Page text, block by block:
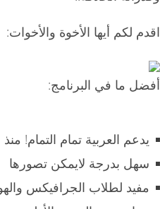
اقدم لكم أيها الأخوة والأخوات:
أفضل ما في البرنامج:
يدعم العربية تمام التمام! منذ
سهل بدرجة لايمكن تصورها
مفيد لطلاب الجرافيكس